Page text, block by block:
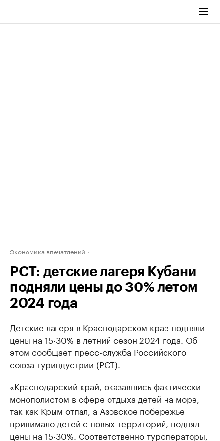
Экономика впечатлений
РСТ: детские лагеря Кубани
подняли цены до 30% летом
2024 года
Детские лагеря в Краснодарском крае подняли
цены на 15-30% в летний сезон 2024 года. Об
этом сообщает пресс-служба Российского
союза туриндустрии (РСТ).
«Краснодарский край, оказавшись фактически
монополистом в сфере отдыха детей на море,
так как Крым отпал, а Азовское побережье
принимало детей с новых территорий, поднял
цены на 15-30%. Соответственно туроператоры,